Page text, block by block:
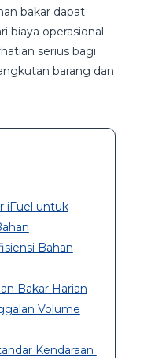
bakar dapat
biaya operasional
serius bagi
barang dan
iFuel untuk
Bahan
Bakar Harian
Volume
Kendaraan